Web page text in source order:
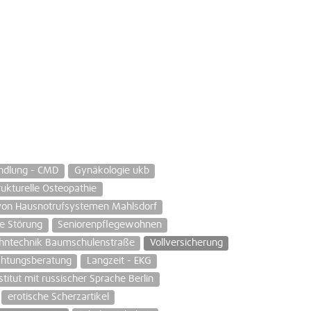
- CMD
Gynäkologie ukb
Osteopathie
Hausnotrufsystemen Mahlsdorf
Störung
Seniorenpflegewohnen
Baumschulenstraße
Vollversicherung
Langzeit - EKG
mit russischer Sprache Berlin
erotische Scherzartikel